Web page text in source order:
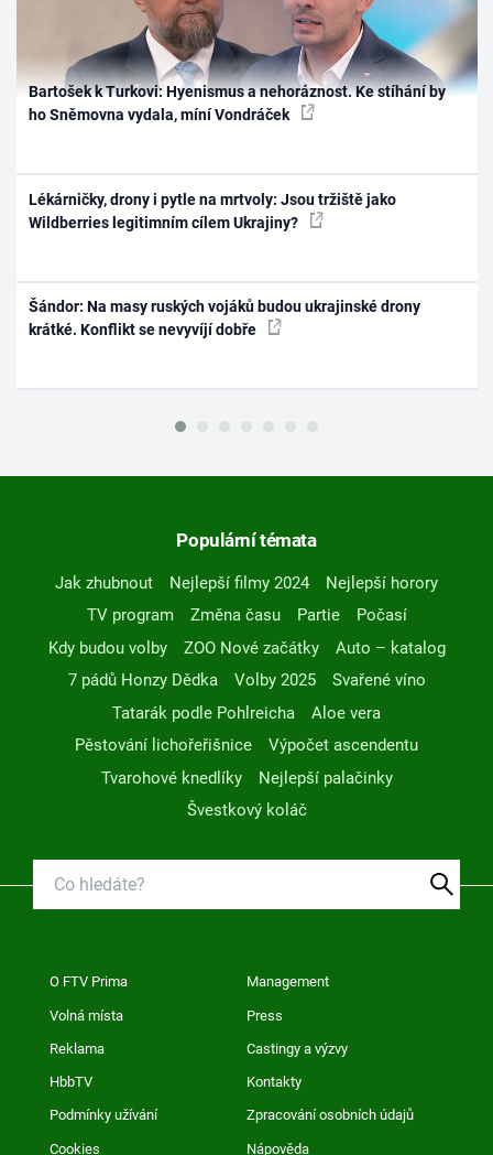
Bartošek k Turkovi: Hyenismus a nehoráznost. Ke stíhání by
ho Sněmovna vydala, míní Vondráček
Lékárničky, drony i pytle na mrtvoly: Jsou tržiště jako
Wildberries legitimním cílem Ukrajiny?
Šándor: Na masy ruských vojáků budou ukrajinské drony
krátké. Konflikt se nevyvíjí dobře
Populární témata
Jak zhubnout Nejlepší filmy 2024
Nejlepší horory
TV program
Změna času Partie
Počasí
Kdy budou volby
ZOO Nové začátky
Auto – katalog
7 pádů Honzy Dědka
Volby 2025
Svařené víno
Tatarák podle Pohlreicha
Aloe vera
Pěstování lichořeřišnice
Výpočet ascendentu
Tvarohové knedlíky
Nejlepší palačinky
Švestkový koláč
O FTV Prima Management
Volná místa Press
Reklama Castingy a výzvy
HbbTV Kontakty
Podmínky užívání Zpracování osobních údajů
Cookies Nápověda